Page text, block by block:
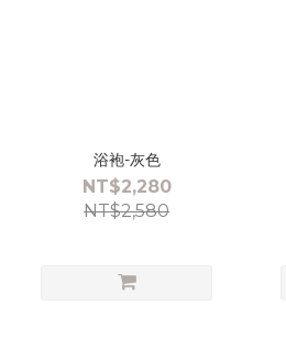
浴袍-灰色
NT$2,280
NT$2,580